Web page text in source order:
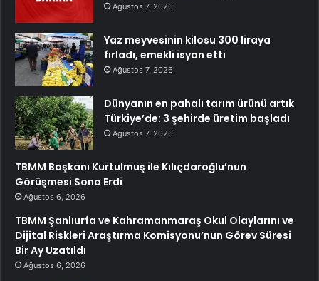
Ağustos 7, 2026
Yaz meyvesinin kilosu 300 liraya
fırladı, emekli isyan etti
Ağustos 7, 2026
Dünyanın en pahalı tarım ürünü artık
Türkiye’de: 3 şehirde üretim başladı
Ağustos 7, 2026
TBMM Başkanı Kurtulmuş ile Kılıçdaroğlu’nun
Görüşmesi Sona Erdi
Ağustos 6, 2026
TBMM Şanlıurfa ve Kahramanmaraş Okul Olaylarını ve
Dijital Riskleri Araştırma Komisyonu’nun Görev Süresi
Bir Ay Uzatıldı
Ağustos 6, 2026